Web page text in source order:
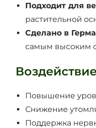
Подходит для
растительной
Сделано в
самым высоким
Повышение
Снижение
Поддержка